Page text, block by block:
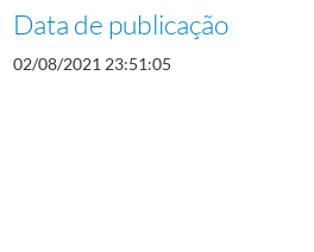
Data de publicação
02/08/2021 23:51:05